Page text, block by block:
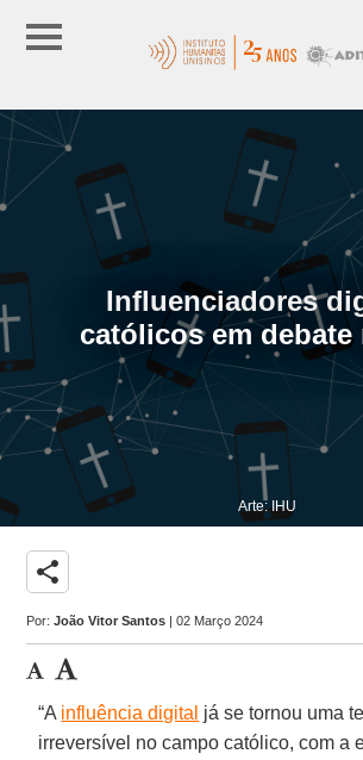
Influenciadores
católicos em debate
Arte: IHU
share
Por:João Vitor Santos | 02 Março 2024
“A influência digital já se tornou uma
irreversível no campo católico, com a